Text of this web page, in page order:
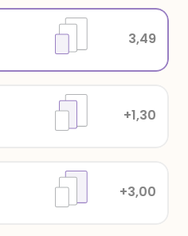
+3,00
+1,30
3,49